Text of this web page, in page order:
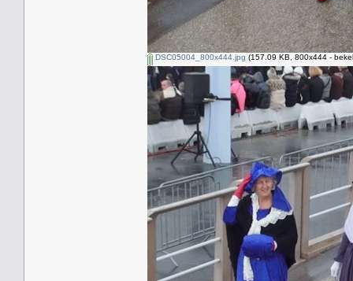
DSC05004_800x444.jpg (157.09 KB, 800x444 -